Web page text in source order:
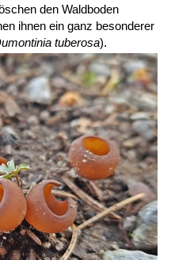
den Waldboden
ihnen ein ganz besonderer
tuberosa).